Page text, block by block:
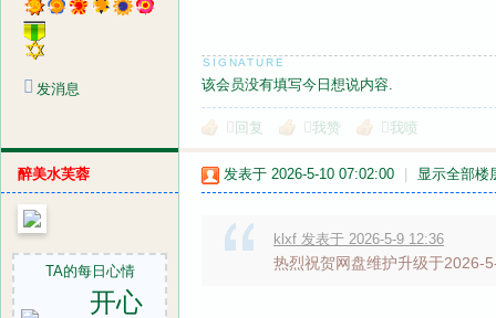
发消息 该会员没有填写今日想说内容.
回复 我赞 我喷
醉美水芙蓉
TA的每日心情
开心
发表于 2026-5-10 07:02:00 显示全部楼
klxf 发表于 2026-5-9 12:36
热烈祝贺网盘维护升级于2026-